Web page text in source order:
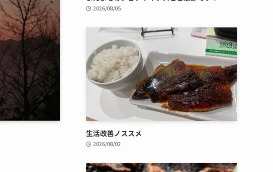
2026/08/05
生活改善ノススメ
2026/08/02